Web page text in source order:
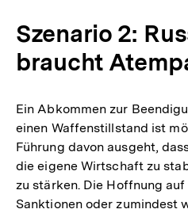
Szenario 2:
braucht
Ein Abkommen zur
einen Waffenstillstand ist
Führung davon ausgeht,
die eigene Wirtschaft zu
zu stärken. Die Hoffnung
Sanktionen oder zumindest